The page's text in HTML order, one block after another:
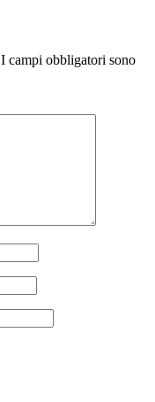
I campi obbligatori sono